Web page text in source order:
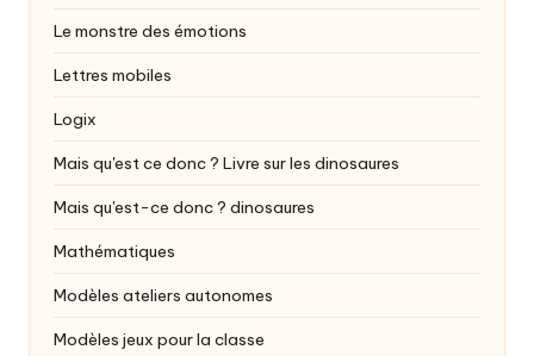
Le monstre des émotions
Lettres mobiles
Logix
Mais qu'est ce donc ? Livre sur les dinosaures
Mais qu'est-ce donc ? dinosaures
Mathématiques
Modèles ateliers autonomes
Modèles jeux pour la classe